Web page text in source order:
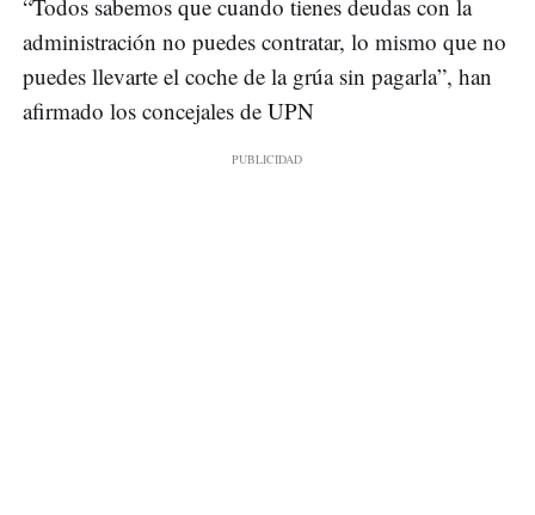
“Todos sabemos que cuando tienes deudas con la
administración no puedes contratar, lo mismo que no
puedes llevarte el coche de la grúa sin pagarla”, han
afirmado los concejales de UPN